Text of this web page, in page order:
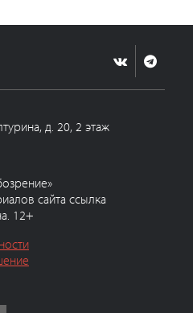
д. 20, 2 этаж
сайта ссылка
12+